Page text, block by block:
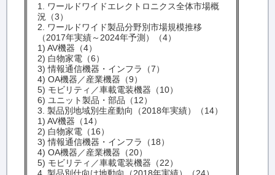
1. ワールドワイドエレクトロニクス全体市場概
況（3）
2. ワールドワイド製品分野別市場規模推移
（2017年実績～2024年予測）（4）
1) AV機器（4）
2) 白物家電（6）
3) 情報通信機器・インフラ（7）
4) OA機器／産業機器（9）
5) モビリティ／車載電装機器（10）
6) ユニット製品・部品（12）
3. 製品別地域別生産動向（2018年実績）（14）
1) AV機器（14）
2) 白物家電（16）
3) 情報通信機器・インフラ（18）
4) OA機器／産業機器（20）
5) モビリティ／車載電装機器（22）